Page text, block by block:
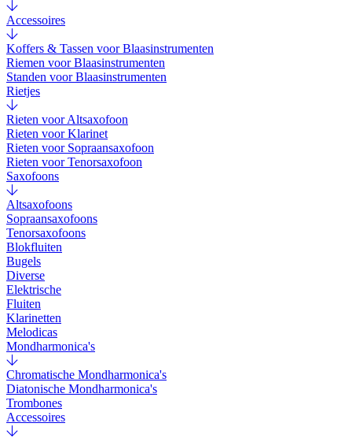
Accessoires
Koffers & Tassen voor Blaasinstrumenten
Riemen voor Blaasinstrumenten
Standen voor Blaasinstrumenten
Rietjes
Rieten voor Altsaxofoon
Rieten voor Klarinet
Rieten voor Sopraansaxofoon
Rieten voor Tenorsaxofoon
Saxofoons
Altsaxofoons
Sopraansaxofoons
Tenorsaxofoons
Blokfluiten
Bugels
Diverse
Elektrische
Fluiten
Klarinetten
Melodicas
Mondharmonica's
Chromatische Mondharmonica's
Diatonische Mondharmonica's
Trombones
Accessoires